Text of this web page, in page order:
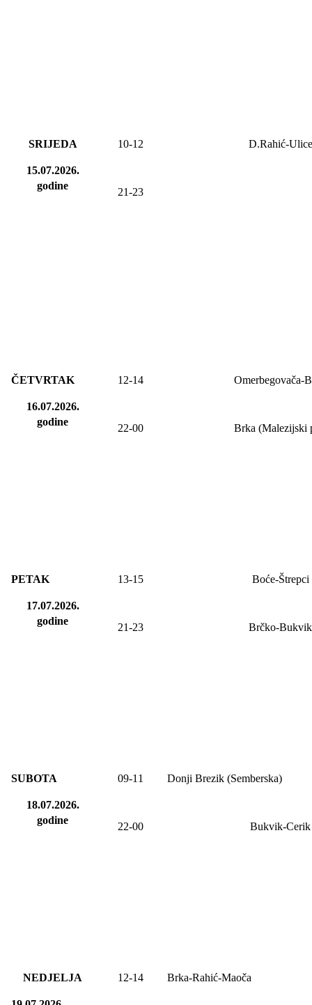
SRIJEDA
15.07.2026.
godine
10-12 D.Rahić-Ulice
21-23
ČETVRTAK
16.07.2026.
godine
12-14 Omerbegovača-
22-00 Brka (Malezijski
PETAK
17.07.2026.
godine
13-15 Boće-Štrepci
21-23 Brčko-Bukvik
SUBOTA
18.07.2026.
godine
09-1 1 Donji Brezik (Semberska)
22-00 Bukvik-Cerik
NEDJELJA 12-14 Brka-Rahić-Maoča